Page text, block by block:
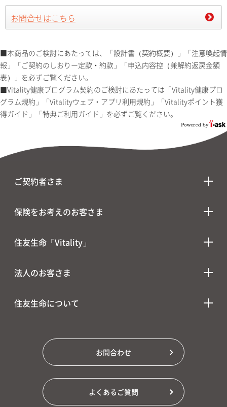
お問合せはこちら
■本商品のご検討にあたっては、「設計書（契約概要）」「注意喚起情
報」「ご契約のしおりー定款・約款」「申込内容控（兼解約返戻金額
表）」を必ずご覧ください。
■Vitality健康プログラム契約のご検討にあたっては「Vitality健康プロ
グラム規約」「Vitalityウェブ・アプリ利用規約」「Vitalityポイント獲
得ガイド」「特典ご利用ガイド」を必ずご覧ください。
ご契約者さま
保険をお考えのお客さま
住友生命「Vitality」
法人のお客さま
住友生命について
お問合わせ
よくあるご質問